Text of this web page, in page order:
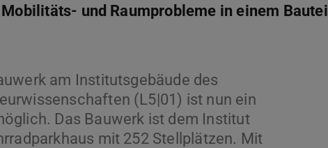
und Raumprobleme in einem Bauteil
am Institutsgebäude des
(L5|01) ist nun ein
Das Bauwerk ist dem Institut
mit 252 Stellplätzen. Mit